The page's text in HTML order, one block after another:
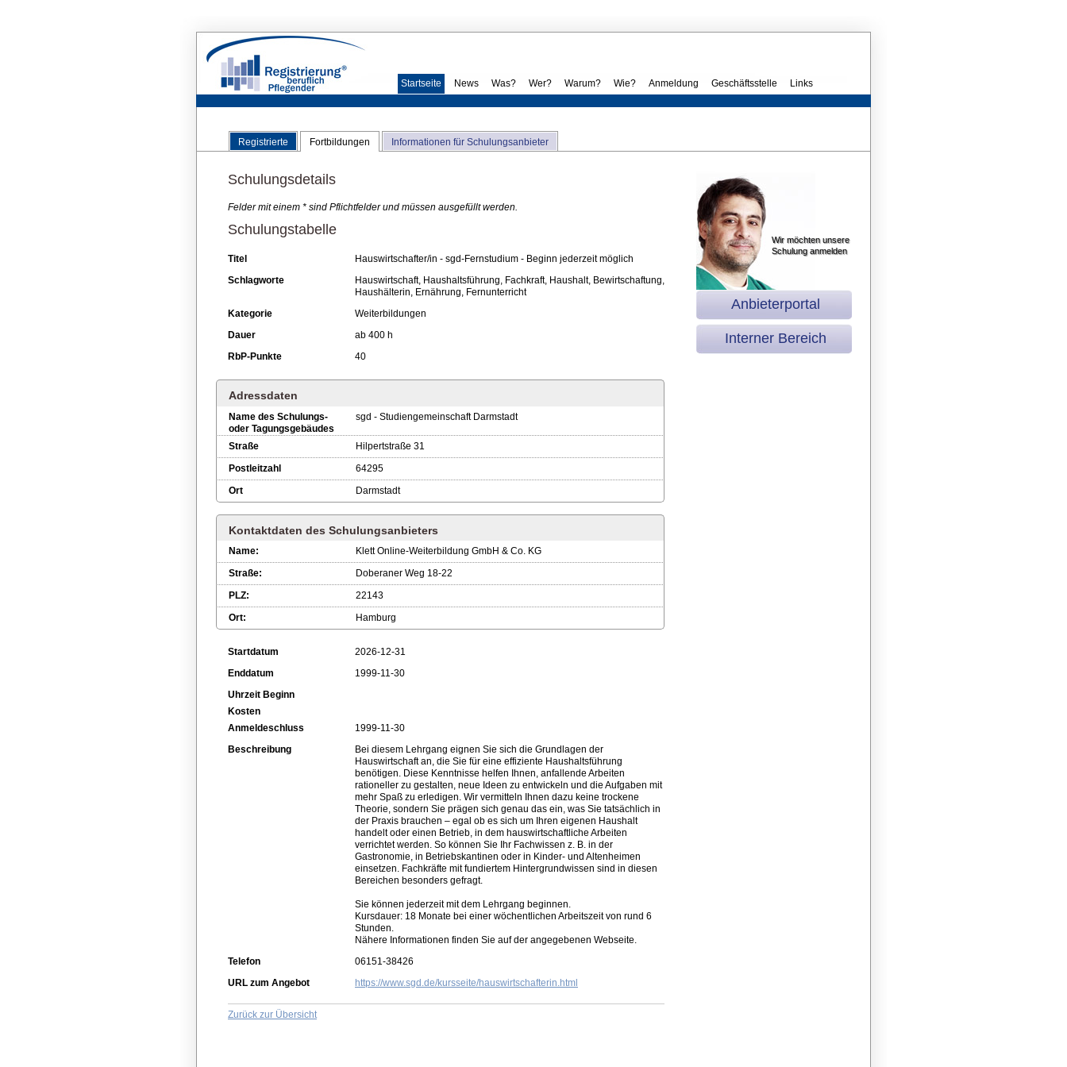
Startseite News Was? Wer? Warum? Wie? Anmeldung Geschäftsstelle Links
Registrierte Fortbildungen Informationen für Schulungsanbieter
Schulungsdetails
Felder mit einem * sind Pflichtfelder und müssen ausgefüllt werden.
Schulungstabelle
Titel
Hauswirtschafter/in - sgd-Fernstudium - Beginn jederzeit möglich
Schlagworte
Hauswirtschaft, Haushaltsführung, Fachkraft, Haushalt, Bewirtschaftung,
Haushälterin, Ernährung, Fernunterricht
Kategorie
Weiterbildungen
Dauer
ab 400 h
RbP-Punkte
40
Adressdaten
Name des Schulungs-
oder Tagungsgebäudes
sgd - Studiengemeinschaft Darmstadt
Straße
Hilpertstraße 31
Postleitzahl
64295
Ort
Darmstadt
Kontaktdaten des Schulungsanbieters
Name:
Klett Online-Weiterbildung GmbH & Co. KG
Straße:
Doberaner Weg 18-22
PLZ:
22143
Ort:
Hamburg
Startdatum
2026-12-31
Enddatum
1999-11-30
Uhrzeit Beginn
Kosten
Anmeldeschluss
1999-11-30
Beschreibung
Bei diesem Lehrgang eignen Sie sich die Grundlagen der
Hauswirtschaft an, die Sie für eine effiziente Haushaltsführung
benötigen. Diese Kenntnisse helfen Ihnen, anfallende Arbeiten
rationeller zu gestalten, neue Ideen zu entwickeln und die Aufgaben mit
mehr Spaß zu erledigen. Wir vermitteln Ihnen dazu keine trockene
Theorie, sondern Sie prägen sich genau das ein, was Sie tatsächlich in
der Praxis brauchen – egal ob es sich um Ihren eigenen Haushalt
handelt oder einen Betrieb, in dem hauswirtschaftliche Arbeiten
verrichtet werden. So können Sie Ihr Fachwissen z. B. in der
Gastronomie, in Betriebskantinen oder in Kinder- und Altenheimen
einsetzen. Fachkräfte mit fundiertem Hintergrundwissen sind in diesen
Bereichen besonders gefragt.
Sie können jederzeit mit dem Lehrgang beginnen.
Kursdauer: 18 Monate bei einer wöchentlichen Arbeitszeit von rund 6
Stunden.
Nähere Informationen finden Sie auf der angegebenen Webseite.
Telefon
06151-38426
URL zum Angebot
https://www.sgd.de/kursseite/hauswirtschafterin.html
Zurück zur Übersicht
Wir möchten unsere
Schulung anmelden
Anbieterportal
Interner Bereich